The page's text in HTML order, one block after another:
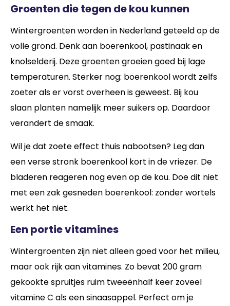
Groenten die tegen de kou kunnen
Wintergroenten worden in Nederland geteeld op de
volle grond. Denk aan boerenkool, pastinaak en
knolselderij. Deze groenten groeien goed bij lage
temperaturen. Sterker nog: boerenkool wordt zelfs
zoeter als er vorst overheen is geweest. Bij kou
slaan planten namelijk meer suikers op. Daardoor
verandert de smaak.
Wil je dat zoete effect thuis nabootsen? Leg dan
een verse stronk boerenkool kort in de vriezer. De
bladeren reageren nog even op de kou. Doe dit niet
met een zak gesneden boerenkool: zonder wortels
werkt het niet.
Een portie vitamines
Wintergroenten zijn niet alleen goed voor het milieu,
maar ook rijk aan vitamines. Zo bevat 200 gram
gekookte spruitjes ruim tweeënhalf keer zoveel
vitamine C als een sinaasappel. Perfect om je